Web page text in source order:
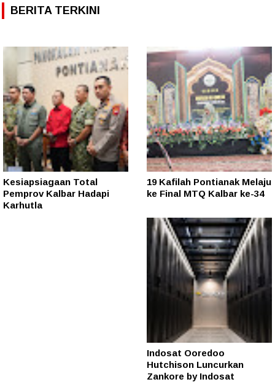
BERITA TERKINI
Kesiapsiagaan Total
Pemprov Kalbar Hadapi
Karhutla
19 Kafilah Pontianak Melaju
ke Final MTQ Kalbar ke-34
Indosat Ooredoo
Hutchison Luncurkan
Zankore by Indosat